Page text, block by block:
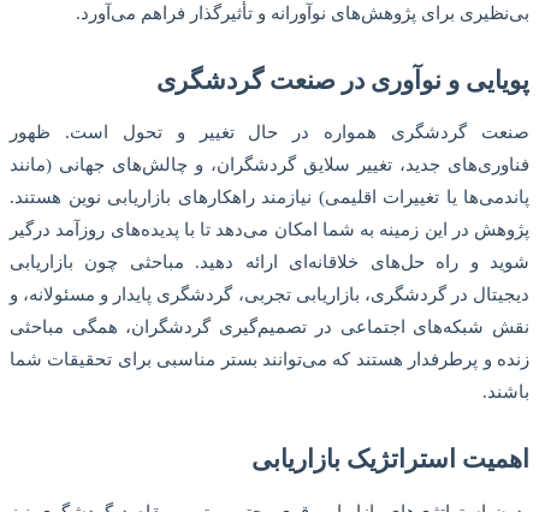
بی‌نظیری برای پژوهش‌های نوآورانه و تأثیرگذار فراهم می‌آورد.
پویایی و نوآوری در صنعت گردشگری
صنعت گردشگری همواره در حال تغییر و تحول است. ظهور
فناوری‌های جدید، تغییر سلایق گردشگران، و چالش‌های جهانی (مانند
پاندمی‌ها یا تغییرات اقلیمی) نیازمند راهکارهای بازاریابی نوین هستند.
پژوهش در این زمینه به شما امکان می‌دهد تا با پدیده‌های روزآمد درگیر
شوید و راه حل‌های خلاقانه‌ای ارائه دهید. مباحثی چون بازاریابی
دیجیتال در گردشگری، بازاریابی تجربی، گردشگری پایدار و مسئولانه، و
نقش شبکه‌های اجتماعی در تصمیم‌گیری گردشگران، همگی مباحثی
زنده و پرطرفدار هستند که می‌توانند بستر مناسبی برای تحقیقات شما
باشند.
اهمیت استراتژیک بازاریابی